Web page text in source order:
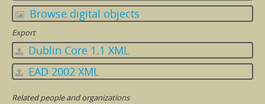
Browse digital objects
Export
Dublin Core 1.1 XML
EAD 2002 XML
Related people and organizations